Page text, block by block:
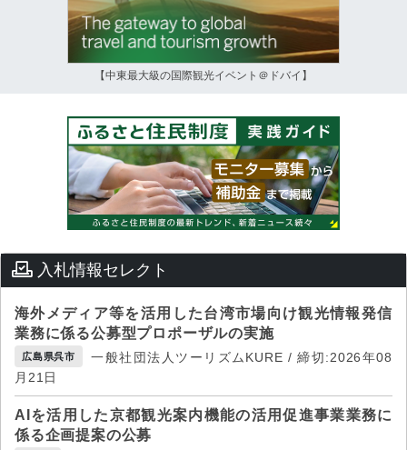
【中東最大級の国際観光イベント＠ドバイ】
入札情報セレクト
海外メディア等を活用した台湾市場向け観光情報発信
業務に係る公募型プロポーザルの実施
広島県呉市
一般社団法人ツーリズムKURE / 締切:2026年08
月21日
AIを活用した京都観光案内機能の活用促進事業業務に
係る企画提案の公募